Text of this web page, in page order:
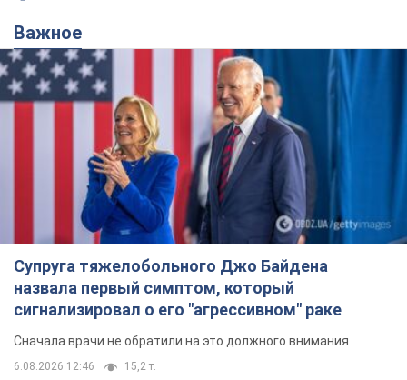
Важное
Супруга тяжелобольного Джо Байдена
назвала первый симптом, который
сигнализировал о его "агрессивном" раке
Сначала врачи не обратили на это должного внимания
6.08.2026 12:46 15,2 т.